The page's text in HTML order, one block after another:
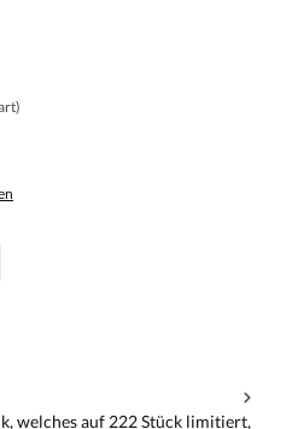
Wert ein oder benutze die
welches auf 222 Stück limitiert,